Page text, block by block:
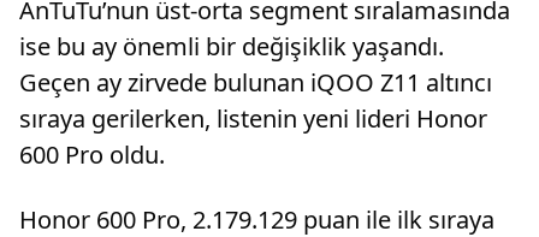
AnTuTu’nun üst-orta segment sıralamasında
ise bu ay önemli bir değişiklik yaşandı.
Geçen ay zirvede bulunan iQOO Z11 altıncı
sıraya gerilerken, listenin yeni lideri Honor
600 Pro oldu.
Honor 600 Pro, 2.179.129 puan ile ilk sıraya